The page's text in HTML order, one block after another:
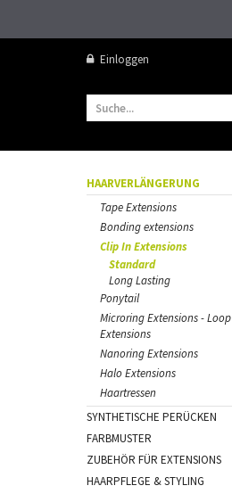
Einloggen
HAARVERLÄNGERUNG
Tape Extensions
Bonding extensions
Clip In Extensions
Standard
Long Lasting
Ponytail
Microring Extensions - Loop
Extensions
Nanoring Extensions
Halo Extensions
Haartressen
SYNTHETISCHE PERÜCKEN
FARBMUSTER
ZUBEHÖR FÜR EXTENSIONS
HAARPFLEGE & STYLING